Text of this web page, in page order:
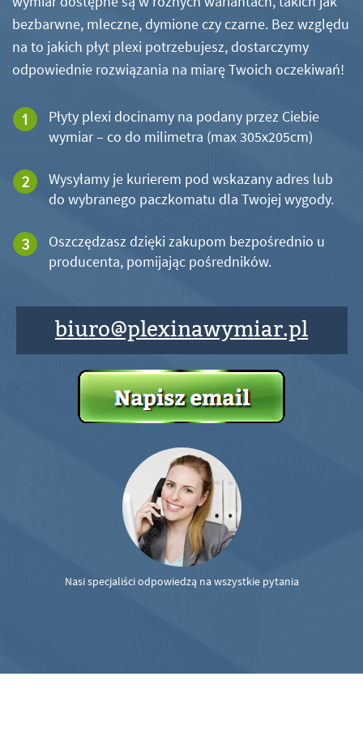
bezbarwne, mleczne, dymione czy czarne. Bez względu
na to jakich płyt plexi potrzebujesz, dostarczymy
odpowiednie rozwiązania na miarę Twoich oczekiwań!
Płyty plexi docinamy na podany przez Ciebie
wymiar – co do milimetra (max 305x205cm)
Wysyłamy je kurierem pod wskazany adres lub
do wybranego paczkomatu dla Twojej wygody.
Oszczędzasz dzięki zakupom bezpośrednio u
producenta, pomijając pośredników.
biuro@plexinawymiar.pl
Nasi specjaliści odpowiedzą na wszystkie pytania